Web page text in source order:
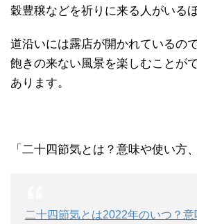
穀豊穣などを祈りに来る人がいる
道沿いには露店が開かれているの
飽きの来ない風景を楽しむことが
あります。
「二十四節気とは？意味や使い方
二十四節気とは2022年のいつ？